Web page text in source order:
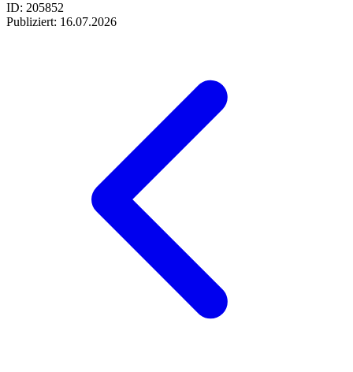
ID: 205852
Publiziert: 16.07.2026